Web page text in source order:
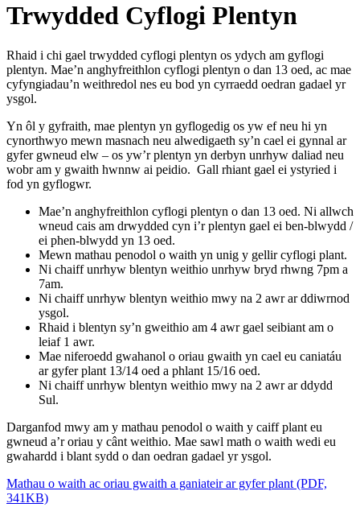
Trwydded Cyflogi Plentyn
Rhaid i chi gael trwydded cyflogi plentyn os ydych am gyflogi
plentyn. Mae’n anghyfreithlon cyflogi plentyn o dan 13 oed, ac mae
cyfyngiadau’n weithredol nes eu bod yn cyrraedd oedran gadael yr
ysgol.
Yn ôl y gyfraith, mae plentyn yn gyflogedig os yw ef neu hi yn
cynorthwyo mewn masnach neu alwedigaeth sy’n cael ei gynnal ar
gyfer gwneud elw – os yw’r plentyn yn derbyn unrhyw daliad neu
wobr am y gwaith hwnnw ai peidio. Gall rhiant gael ei ystyried i
fod yn gyflogwr.
Mae’n anghyfreithlon cyflogi plentyn o dan 13 oed. Ni allwch
wneud cais am drwydded cyn i’r plentyn gael ei ben-blwydd /
ei phen-blwydd yn 13 oed.
Mewn mathau penodol o waith yn unig y gellir cyflogi plant.
Ni chaiff unrhyw blentyn weithio unrhyw bryd rhwng 7pm a
7am.
Ni chaiff unrhyw blentyn weithio mwy na 2 awr ar ddiwrnod
ysgol.
Rhaid i blentyn sy’n gweithio am 4 awr gael seibiant am o
leiaf 1 awr.
Mae niferoedd gwahanol o oriau gwaith yn cael eu caniatáu
ar gyfer plant 13/14 oed a phlant 15/16 oed.
Ni chaiff unrhyw blentyn weithio mwy na 2 awr ar ddydd
Sul.
Darganfod mwy am y mathau penodol o waith y caiff plant eu
gwneud a’r oriau y cânt weithio. Mae sawl math o waith wedi eu
gwahardd i blant sydd o dan oedran gadael yr ysgol.
Mathau o waith ac oriau gwaith a ganiateir ar gyfer plant (PDF,
341KB)